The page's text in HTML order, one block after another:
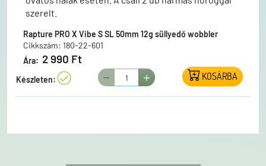
szerelt.
Rapture PRO X Vibe S SL 50mm 12g süllyedő wobbler
Cikkszám: 180-22-601
Ára: 2 990 Ft
Készleten: KOSÁRBA